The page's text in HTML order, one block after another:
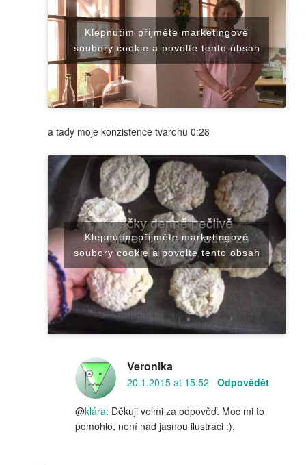
Klepnutím přijměte marketingové
soubory cookie a povolte tento obsah
a tady moje konzistence tvarohu 0:28
Klepnutím přijměte marketingové
soubory cookie a povolte tento obsah
Veronika
20.1.2015 at 15:52 Odpovědět
@klára: Děkuji velmi za odpověď. Moc mi to
pomohlo, není nad jasnou ilustraci :).